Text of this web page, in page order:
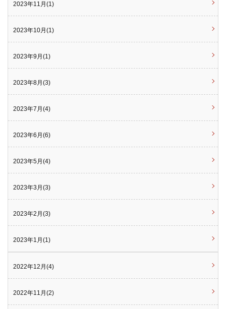
2023年11月(1)
2023年10月(1)
2023年9月(1)
2023年8月(3)
2023年7月(4)
2023年6月(6)
2023年5月(4)
2023年3月(3)
2023年2月(3)
2023年1月(1)
2022年12月(4)
2022年11月(2)